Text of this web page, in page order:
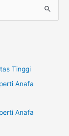
Tinggi
Anafa
Anafa